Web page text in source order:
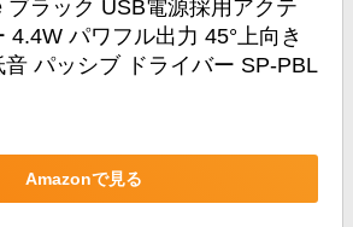
ブラック USB電源採用アクテ
4.4W パワフル出力 45°上向き
音 パッシブ ドライバー SP-PBL
Amazonで見る